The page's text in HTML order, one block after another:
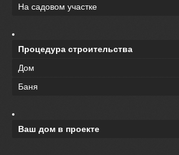
На садовом участке
Процедура строительства
Дом
Баня
Ваш дом в проекте